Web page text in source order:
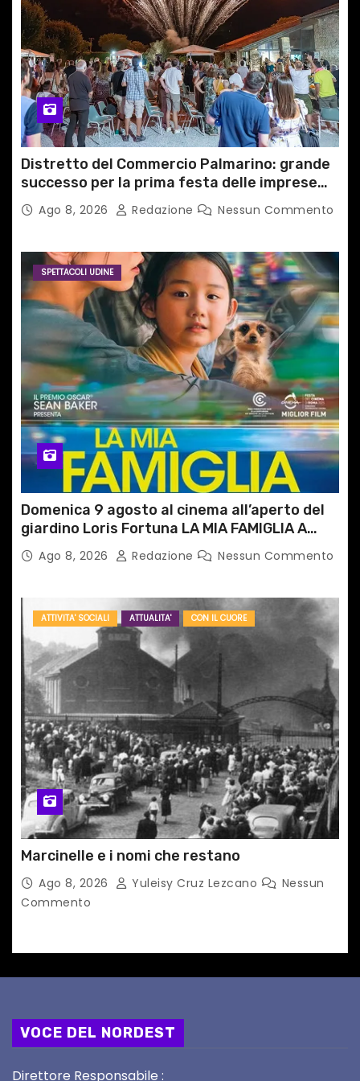
Distretto del Commercio Palmarino: grande
successo per la prima festa delle imprese
del territorio
Ago 8, 2026 Redazione Nessun Commento
SPETTACOLI UDINE
Domenica 9 agosto al cinema all’aperto del
giardino Loris Fortuna LA MIA FAMIGLIA A
TAIPEIAgo 8, 2026 Redazione Nessun Commento
ATTIVITA' SOCIALI ATTUALITA' CON IL CUORE
Marcinelle e i nomi che restano
Ago 8, 2026 Yuleisy Cruz Lezcano
Nessun
Commento
VOCE DEL NORDEST
Direttore Responsabile :